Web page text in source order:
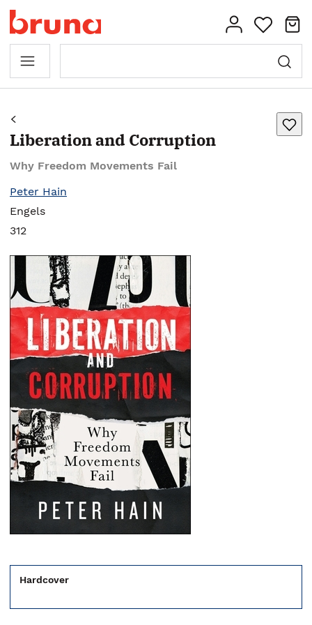
Liberation and Corruption
Why Freedom Movements Fail
Peter Hain
Engels
312
Hardcover